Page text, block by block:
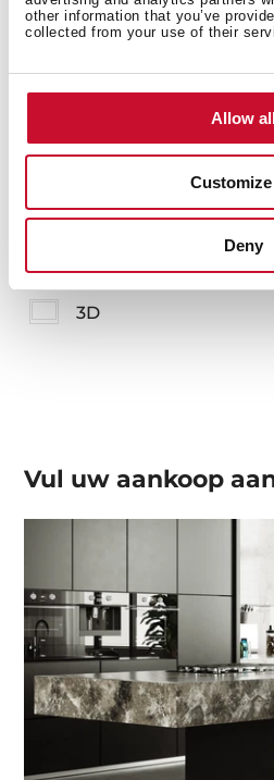
other information that you’ve
collected from your use of their
Allow
Customize
Deny
Meer informatie
Handleidingen
Productkaart
Hoge resolutie
3D
Vul uw aankoop